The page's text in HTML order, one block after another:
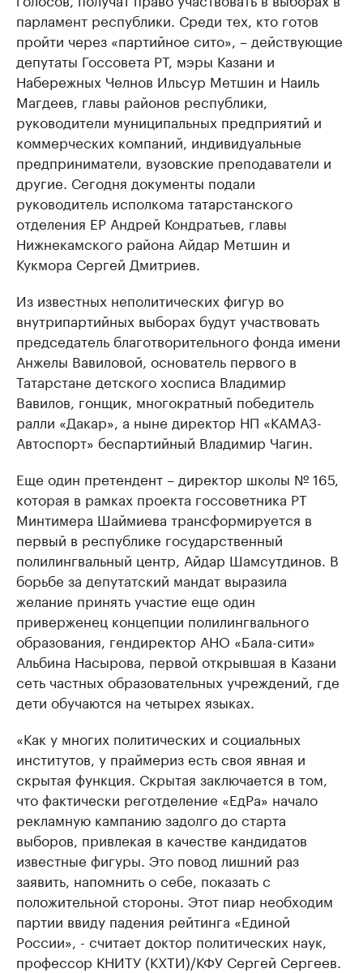
парламент республики. Среди тех, кто готов
пройти через «партийное сито», – действующие
депутаты Госсовета РТ, мэры Казани и
Набережных Челнов Ильсур Метшин и Наиль
Магдеев, главы районов республики,
руководители муниципальных предприятий и
коммерческих компаний, индивидуальные
предприниматели, вузовские преподаватели и
другие. Сегодня документы подали
руководитель исполкома татарстанского
отделения ЕР Андрей Кондратьев, главы
Нижнекамского района Айдар Метшин и
Кукмора Сергей Дмитриев.
Из известных неполитических фигур во
внутрипартийных выборах будут участвовать
председатель благотворительного фонда имени
Анжелы Вавиловой, основатель первого в
Татарстане детского хосписа Владимир
Вавилов, гонщик, многократный победитель
ралли «Дакар», а ныне директор НП «КАМАЗ-
Автоспорт» беспартийный Владимир Чагин.
Еще один претендент – директор школы № 165,
которая в рамках проекта госсоветника РТ
Минтимера Шаймиева трансформируется в
первый в республике государственный
полилингвальный центр, Айдар Шамсутдинов. В
борьбе за депутатский мандат выразила
желание принять участие еще один
приверженец концепции полилингвального
образования, гендиректор АНО «Бала-сити»
Альбина Насырова, первой открывшая в Казани
сеть частных образовательных учреждений, где
дети обучаются на четырех языках.
«Как у многих политических и социальных
институтов, у праймериз есть своя явная и
скрытая функция. Скрытая заключается в том,
что фактически реготделение «ЕдРа» начало
рекламную кампанию задолго до старта
выборов, привлекая в качестве кандидатов
известные фигуры. Это повод лишний раз
заявить, напомнить о себе, показать с
положительной стороны. Этот пиар необходим
партии ввиду падения рейтинга «Единой
России», - считает доктор политических наук,
профессор КНИТУ (КХТИ)/КФУ Сергей Сергеев.